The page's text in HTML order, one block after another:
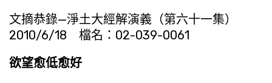
文摘恭錄—淨土大經解演義（第六十一集）
2010/6/18 檔名：02-039-0061
欲望愈低愈好